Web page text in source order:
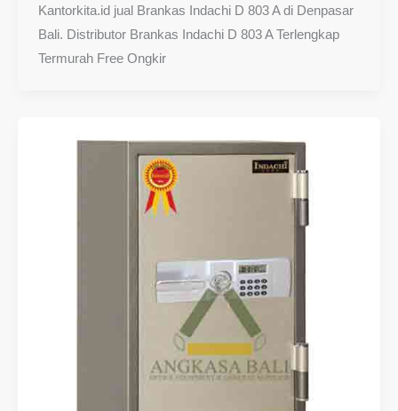
Kantorkita.id jual Brankas Indachi D 803 A di Denpasar
Bali. Distributor Brankas Indachi D 803 A Terlengkap
Termurah Free Ongkir